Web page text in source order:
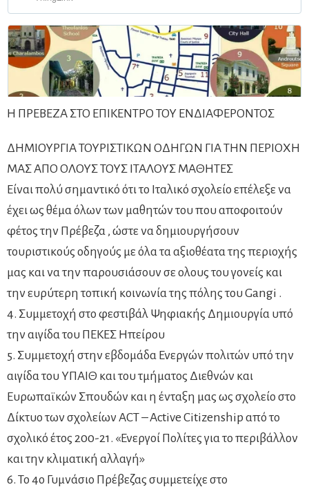
Η ΠΡΕΒΕΖΑ ΣΤΟ ΕΠΙΚΕΝΤΡΟ ΤΟΥ ΕΝΔΙΑΦΕΡΟΝΤΟΣ
ΔΗΜΙΟΥΡΓΙΑ ΤΟΥΡΙΣΤΙΚΩΝ ΟΔΗΓΩΝ ΓΙΑ ΤΗΝ ΠΕΡΙΟΧΗ
ΜΑΣ ΑΠΟ ΟΛΟΥΣ ΤΟΥΣ ΙΤΑΛΟΥΣ ΜΑΘΗΤΕΣ
Είναι πολύ σημαντικό ότι το Ιταλικό σχολείο επέλεξε να
έχει ως θέμα όλων των μαθητών του που αποφοιτούν
φέτος την Πρέβεζα , ώστε να δημιουργήσουν
τουριστικούς οδηγούς με όλα τα αξιοθέατα της περιοχής
μας και να την παρουσιάσουν σε ολους του γονείς και
την ευρύτερη τοπική κοινωνία της πόλης του Gangi .
4. Συμμετοχή στο φεστιβάλ Ψηφιακής Δημιουργία υπό
την αιγίδα του ΠΕΚΕΣ Ηπείρου
5. Συμμετοχή στην εβδομάδα Ενεργών πολιτών υπό την
αιγίδα του ΥΠΑΙΘ και του τμήματος Διεθνών και
Ευρωπαϊκών Σπουδών και η ένταξη μας ως σχολείο στο
Δίκτυο των σχολείων ACT – Active Citizenship από το
σχολικό έτος 200-21. «Ενεργοί Πολίτες για το περιβάλλον
και την κλιματική αλλαγή»
6. Το 4ο Γυμνάσιο Πρέβεζας συμμετείχε στο